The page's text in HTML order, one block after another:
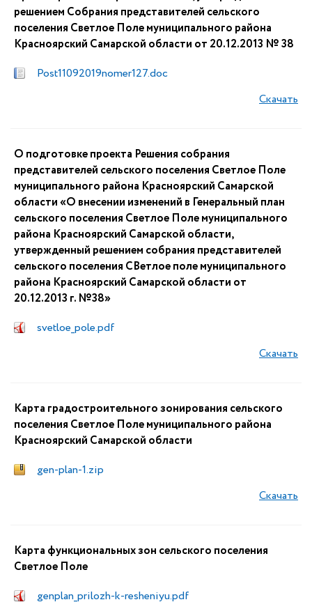
решением Собрания представителей сельского
поселения Светлое Поле муниципального района
Красноярский Самарской области от 20.12.2013 № 38
Post11092019nomer127.doc
Скачать
О подготовке проекта Решения собрания
представителей сельского поселения Светлое Поле
муниципального района Красноярский Самарской
области «О внесении изменений в Генеральный план
сельского поселения Светлое Поле муниципального
района Красноярский Самарской области,
утвержденный решением собрания представителей
сельского поселения СВетлое поле муниципального
района Красноярский Самарской области от
20.12.2013 г. №38»
svetloe_pole.pdf
Скачать
Карта градостроительного зонирования сельского
поселения Светлое Поле муниципального района
Красноярский Самарской области
gen-plan-1.zip
Скачать
Карта функциональных зон сельского поселения
Светлое Поле
genplan_prilozh-k-resheniyu.pdf